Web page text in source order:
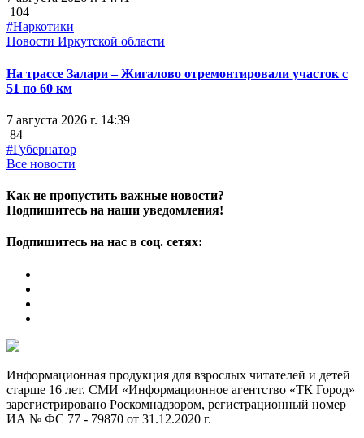
104
#Наркотики
Новости Иркутской области
На трассе Залари – Жигалово отремонтировали участок с
51 по 60 км
7 августа 2026 г. 14:39
84
#Губернатор
Все новости
Как не пропустить важные новости?
Подпишитесь на наши уведомления!
Подпишитесь на нас в соц. сетях:
Информационная продукция для взрослых читателей и детей
старше 16 лет. СМИ «Информационное агентство «ТК Город»
зарегистрировано Роскомнадзором, регистрационный номер
ИА № ФС 77 - 79870 от 31.12.2020 г.